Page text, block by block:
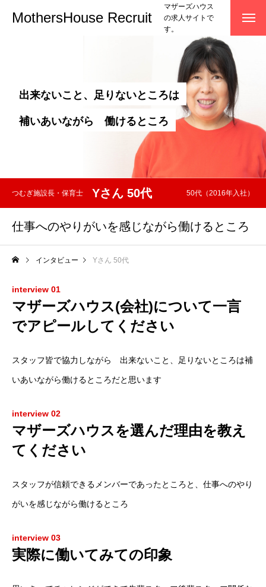
MothersHouse Recruit
マザーズハウス
の求人サイトで
す。
出来ないこ と 、 足 りないと こ ろは
補いあいながら 働ける と こ ろ
つむぎ施設長・保育士 Yさん 50代 50代（2016年入社）
仕事へのやりがいを感じながら働けるところ
インタビュー Yさん 50代
interview 01
マザーズハウス(会社)について一言
でアピールしてください
スタッフ皆で協力しながら 出来ないこと、足りないところは補
いあいながら働けるところだと思います
interview 02
マザーズハウスを選んだ理由を教え
てください
スタッフが信頼できるメンバーであったところと、仕事へのやり
がいを感じながら働けるところ
interview 03
実際に働いてみての印象